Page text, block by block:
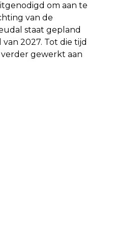
om aan te
van de
staat gepland
2027. Tot die tijd
gewerkt aan